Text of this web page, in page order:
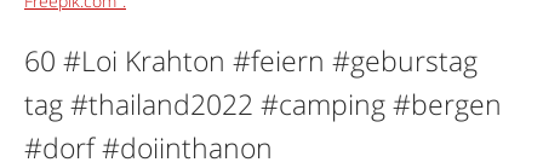
60 #Loi Krahton #feiern #geburstag
tag #thailand2022 #camping #bergen
#dorf #doiinthanon